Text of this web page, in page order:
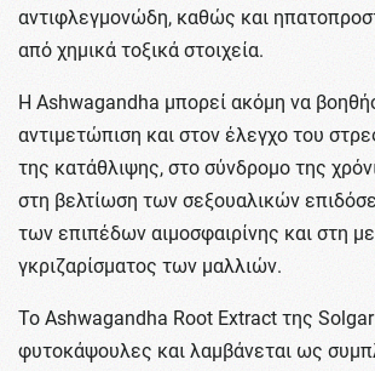
αντιφλεγμονώδη, καθώς και
από χημικά τοξικά στοιχεία.
Η Ashwagandha μπορεί ακόμη να
αντιμετώπιση και στον έλεγχο του
της κατάθλιψης, στο σύνδρομο της
στη βελτίωση των σεξουαλικών
των επιπέδων αιμοσφαιρίνης και στη
γκριζαρίσματος των μαλλιών.
Το Ashwagandha Root Extract της
φυτοκάψουλες και λαμβάνεται ως